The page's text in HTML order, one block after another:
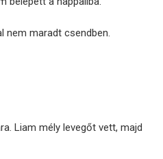
nem maradt csendben.
Liam mély levegőt vett, majd